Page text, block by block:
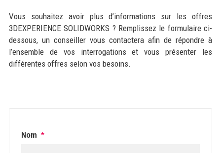
Vous souhaitez avoir plus d’informations sur les offres
3DEXPERIENCE SOLIDWORKS ? Remplissez le formulaire ci-
dessous, un conseiller vous contactera afin de répondre à
l’ensemble de vos interrogations et vous présenter les
différentes offres selon vos besoins.
Nom *